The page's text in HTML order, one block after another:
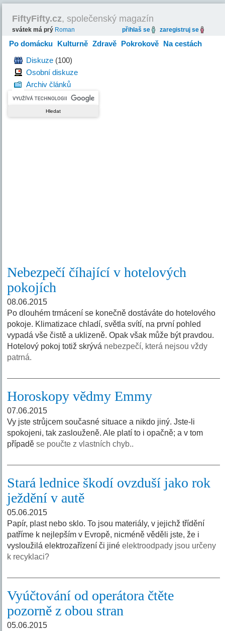
FiftyFifty.cz, společenský magazín
svátek má prý Roman přihlaš se zaregistruj se
Po domácku Kulturně Zdravě Pokrokově Na cestách
HravěDiskuze (100)
Osobní diskuze
Archiv článků
Nebezpečí číhající v hotelových
pokojích
08.06.2015
Po dlouhém trmácení se konečně dostáváte do hotelového
pokoje. Klimatizace chladí, světla svítí, na první pohled
vypadá vše čistě a uklizeně. Opak však může být pravdou.
Hotelový pokoj totiž skrývá nebezpečí, která nejsou vždy
patrná.
Horoskopy vědmy Emmy
07.06.2015
Vy jste strůjcem současné situace a nikdo jiný. Jste-li
spokojeni, tak zaslouženě. Ale platí to i opačně; a v tom
případěse poučte z vlastních chyb..
Stará lednice škodí ovzduší jako rok
ježdění v autě
05.06.2015
Papír, plast nebo sklo. To jsou materiály, v jejichž třídění
patříme k nejlepším v Evropě, nicméně věděli jste, že i
vysloužilá elektrozařízení či jinéelektroodpady jsou určeny
k recyklaci?
Vyúčtování od operátora čtěte
pozorně z obou stran
05.06.2015